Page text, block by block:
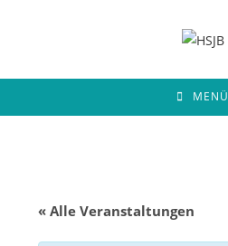
MENÜ
« Alle Veranstaltungen